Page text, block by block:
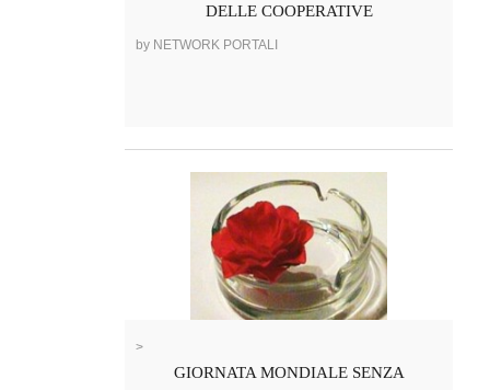
DELLE COOPERATIVE
by NETWORK PORTALI
>
GIORNATA MONDIALE SENZA